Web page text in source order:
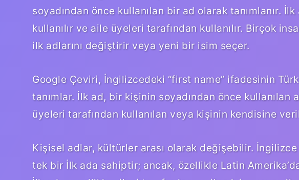
soyadından önce kullanılan bir ad olarak tanımlanır.
kullanılır ve aile üyeleri tarafından kullanılır. Birçok
ilk adlarını değiştirir veya yeni bir isim seçer.
Google Çeviri, İngilizcedeki “first name” ifadesinin
tanımlar. İlk ad, bir kişinin soyadından önce kullanılan
üyeleri tarafından kullanılan veya kişinin kendisine
Kişisel adlar, kültürler arası olarak değişebilir.
tek bir İlk ada sahiptir; ancak, özellikle Latin